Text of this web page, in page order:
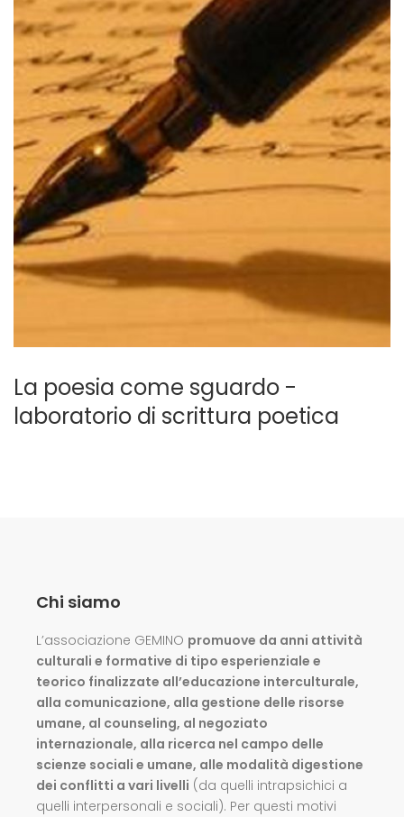
La poesia come sguardo -
laboratorio di scrittura poetica
Chi siamo
L’associazione GEMINO promuove da anni attività
culturali e formative di tipo esperienziale e
teorico finalizzate all’educazione interculturale,
alla comunicazione, alla gestione delle risorse
umane, al counseling, al negoziato
internazionale, alla ricerca nel campo delle
scienze sociali e umane, alle modalità digestione
dei conflitti a vari livelli (da quelli intrapsichici a
quelli interpersonali e sociali). Per questi motivi